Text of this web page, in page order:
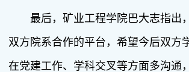
最后，矿业工程学院巴大志指出
双方院系合作的平台，希望今后双方
在党建工作、学科交叉等方面多沟通